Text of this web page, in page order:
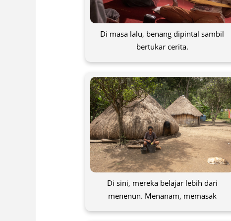
Di masa lalu, benang dipintal sambil
bertukar cerita.
Di sini, mereka belajar lebih dari
menenun. Menanam, memasak